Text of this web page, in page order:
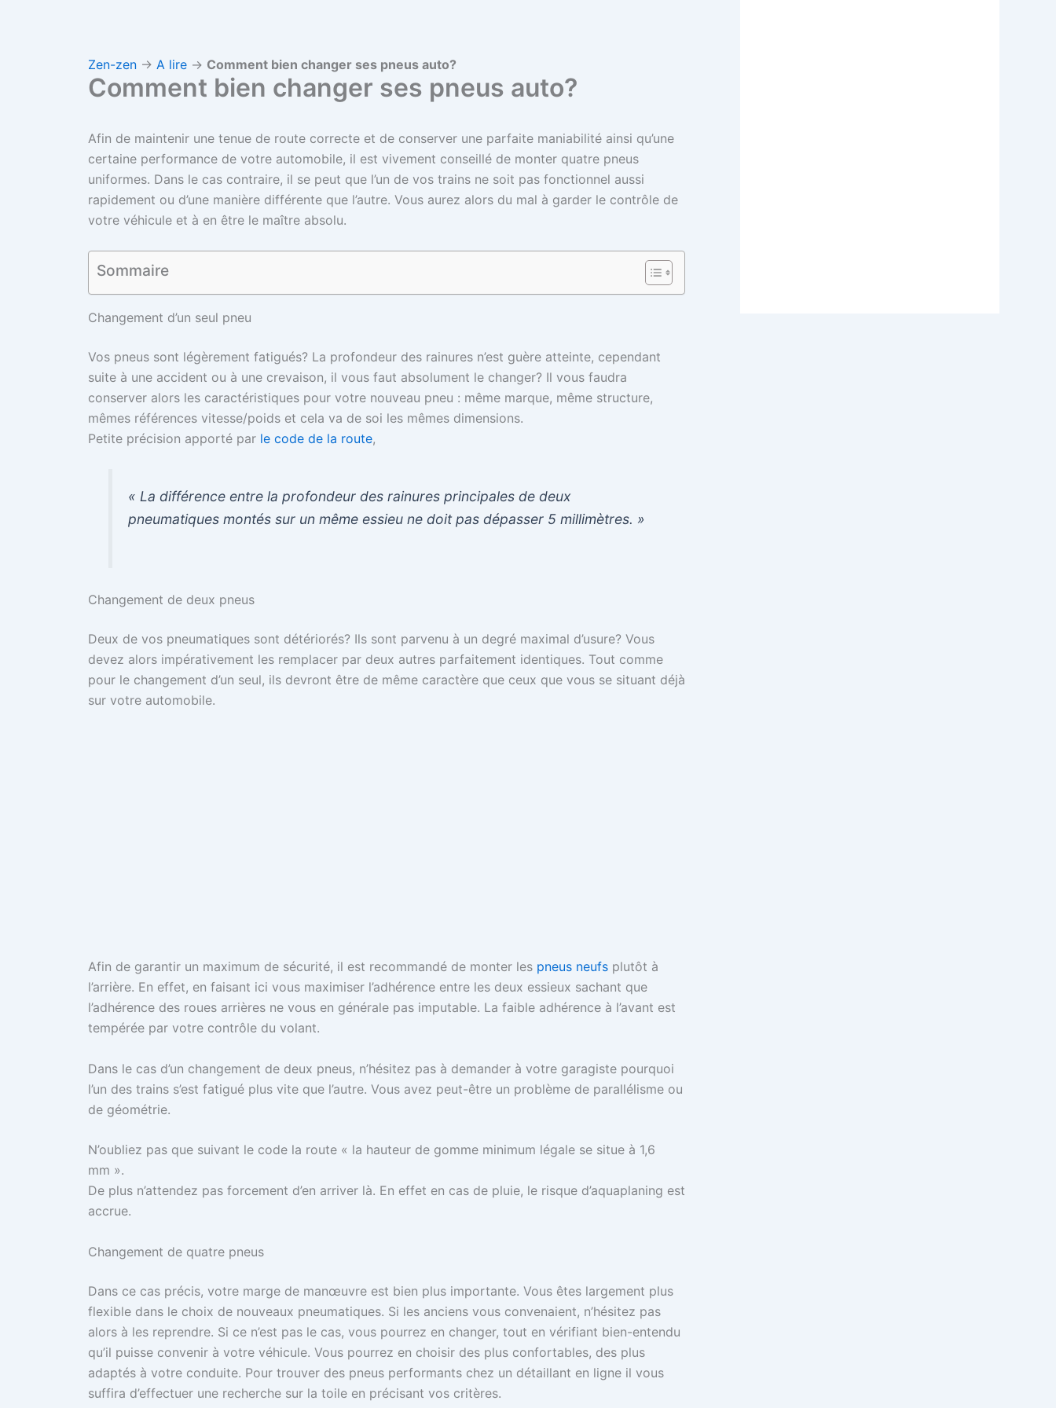
Zen-zen → A lire → Comment bien changer ses pneus auto?
Comment bien changer ses pneus auto?
Afin de maintenir une tenue de route correcte et de conserver une parfaite maniabilité ainsi qu’une
certaine performance de votre automobile, il est vivement conseillé de monter quatre pneus
uniformes. Dans le cas contraire, il se peut que l’un de vos trains ne soit pas fonctionnel aussi
rapidement ou d’une manière différente que l’autre. Vous aurez alors du mal à garder le contrôle de
votre véhicule et à en être le maître absolu.
Sommaire
Changement d’un seul pneu
Vos pneus sont légèrement fatigués? La profondeur des rainures n’est guère atteinte, cependant
suite à une accident ou à une crevaison, il vous faut absolument le changer? Il vous faudra
conserver alors les caractéristiques pour votre nouveau pneu : même marque, même structure,
mêmes références vitesse/poids et cela va de soi les mêmes dimensions.
Petite précision apporté par le code de la route,
« La différence entre la profondeur des rainures principales de deux
pneumatiques montés sur un même essieu ne doit pas dépasser 5 millimètres. »
Changement de deux pneus
Deux de vos pneumatiques sont détériorés? Ils sont parvenu à un degré maximal d’usure? Vous
devez alors impérativement les remplacer par deux autres parfaitement identiques. Tout comme
pour le changement d’un seul, ils devront être de même caractère que ceux que vous se situant déjà
sur votre automobile.
Afin de garantir un maximum de sécurité, il est recommandé de monter les pneus neufs plutôt à
l’arrière. En effet, en faisant ici vous maximiser l’adhérence entre les deux essieux sachant que
l’adhérence des roues arrières ne vous en générale pas imputable. La faible adhérence à l’avant est
tempérée par votre contrôle du volant.
Dans le cas d’un changement de deux pneus, n’hésitez pas à demander à votre garagiste pourquoi
l’un des trains s’est fatigué plus vite que l’autre. Vous avez peut-être un problème de parallélisme ou
de géométrie.
N’oubliez pas que suivant le code la route « la hauteur de gomme minimum légale se situe à 1,6
mm ».
De plus n’attendez pas forcement d’en arriver là. En effet en cas de pluie, le risque d’aquaplaning est
accrue.
Changement de quatre pneus
Dans ce cas précis, votre marge de manœuvre est bien plus importante. Vous êtes largement plus
flexible dans le choix de nouveaux pneumatiques. Si les anciens vous convenaient, n’hésitez pas
alors à les reprendre. Si ce n’est pas le cas, vous pourrez en changer, tout en vérifiant bien-entendu
qu’il puisse convenir à votre véhicule. Vous pourrez en choisir des plus confortables, des plus
adaptés à votre conduite. Pour trouver des pneus performants chez un détaillant en ligne il vous
suffira d’effectuer une recherche sur la toile en précisant vos critères.